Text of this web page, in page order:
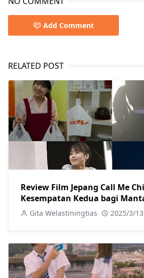
Add Comment
RELATED POST
Review Film Jepang Call Me
Kesempatan Kedua bagi
Gita Welastiningtias 2025/3/13